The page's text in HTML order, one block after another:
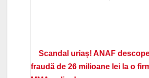
Scandal uriaș! ANAF
fraudă de 26 milioane lei la o